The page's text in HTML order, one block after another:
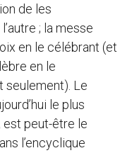
de les
; la messe
en le célébrant (et
en le
seulement). Le
le plus
peut-être le
l’encyclique